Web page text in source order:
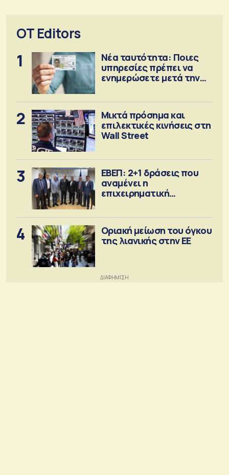
OT Editors
1
Νέα ταυτότητα: Ποιες
υπηρεσίες πρέπει να
ενημερώσετε μετά την
2
Μικτά πρόσημα και
επιλεκτικές κινήσεις στη
Wall Street
3
ΕΒΕΠ: 2+1 δράσεις που
αναμένει η
επιχειρηματική
4
Οριακή μείωση του όγκου
της λιανικής στην ΕΕ